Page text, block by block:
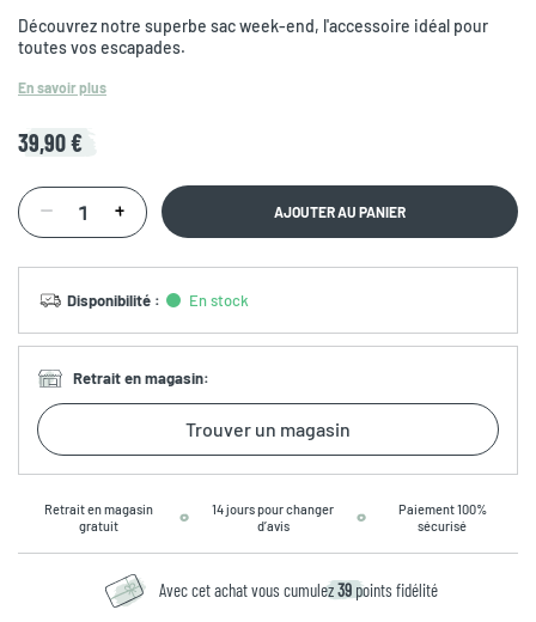
Découvrez notre superbe sac week-end, l'accessoire idéal pour
toutes vos escapades.
En savoir plus
39,90 €
AJOUTER AU PANIER
Disponibilité : En stock
Retrait en magasin:
Trouver un magasin
Retrait en magasin
gratuit
14 jours pour changer
d’avis
Paiement 100%
sécurisé
Avec cet achat vous cumulez39 points fidélité